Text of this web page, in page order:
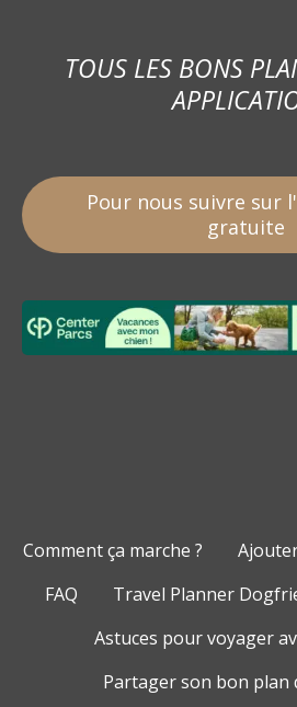
TOUS LES BONS
Pour nous suivre sur
gratuite
Comment ça marche ?
FAQ
Travel Planner
Astuces pour voyager
Partager son bon plan